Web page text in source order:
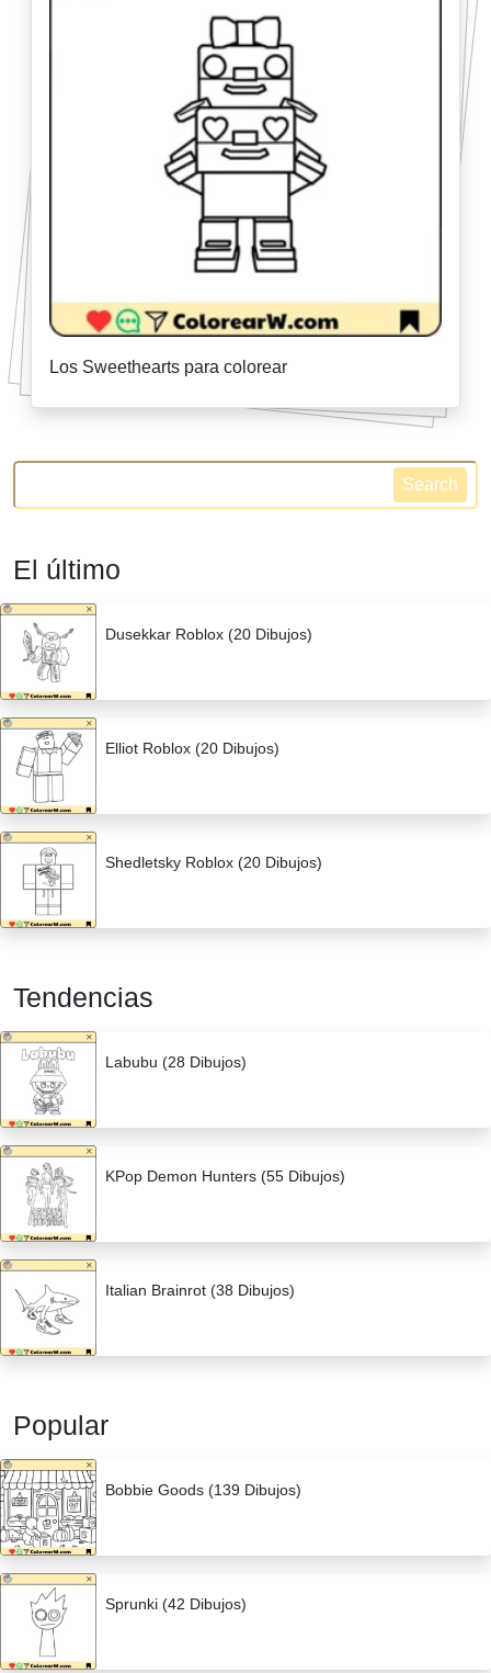
Los Sweethearts para colorear
Search
El último
Dusekkar Roblox (20 Dibujos)
Elliot Roblox (20 Dibujos)
Shedletsky Roblox (20 Dibujos)
Tendencias
Labubu (28 Dibujos)
KPop Demon Hunters (55 Dibujos)
Italian Brainrot (38 Dibujos)
Popular
Bobbie Goods (139 Dibujos)
Sprunki (42 Dibujos)